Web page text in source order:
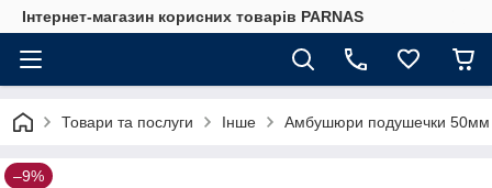
Інтернет-магазин корисних товарів PARNAS
Товари та послуги Інше Амбушюри подушечки 50мм
–9%